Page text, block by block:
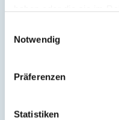
Notwendig
Präferenzen
Statistiken
*
Bearbeitung Ihres
gespeicherten Daten